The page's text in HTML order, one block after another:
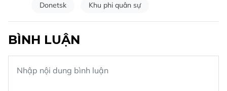
Donetsk Khu phi quân sự
BÌNH LUẬN